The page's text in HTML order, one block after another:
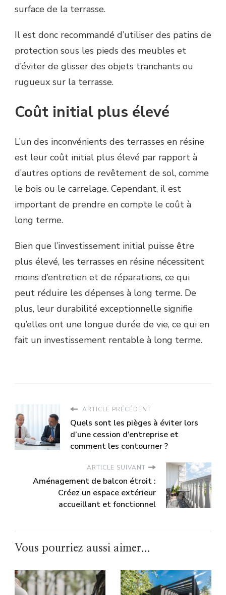
surface de la terrasse.
Il est donc recommandé d’utiliser des patins de
protection sous les pieds des meubles et
d’éviter de glisser des objets tranchants ou
rugueux sur la terrasse.
Coût initial plus élevé
L’un des inconvénients des terrasses en résine
est leur coût initial plus élevé par rapport à
d’autres options de revêtement de sol, comme
le bois ou le carrelage. Cependant, il est
important de prendre en compte le coût à
long terme.
Bien que l’investissement initial puisse être
plus élevé, les terrasses en résine nécessitent
moins d’entretien et de réparations, ce qui
peut réduire les dépenses à long terme. De
plus, leur durabilité exceptionnelle signifie
qu’elles ont une longue durée de vie, ce qui en
fait un investissement rentable à long terme.
ARTICLE PRÉCÉDENT
Quels sont les pièges à éviter lors
d’une cession d’entreprise et
comment les contourner ?
ARTICLE SUIVANT
Aménagement de balcon étroit :
Créez un espace extérieur
accueillant et fonctionnel
Vous pourriez aussi aimer...